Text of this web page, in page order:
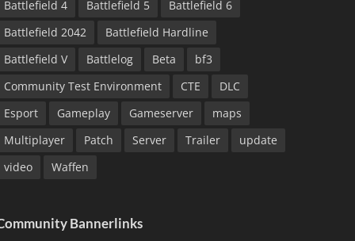
Battlefield 4
Battlefield 5
Battlefield 6
Battlefield 2042
Battlefield Hardline
Battlefield V
Battlelog Beta
bf3
Community Test Environment
CTE
DLC
Esport
Gameplay Gameserver
maps
Multiplayer
Patch Server Trailer
update
video
Waffen
Bannerlinks